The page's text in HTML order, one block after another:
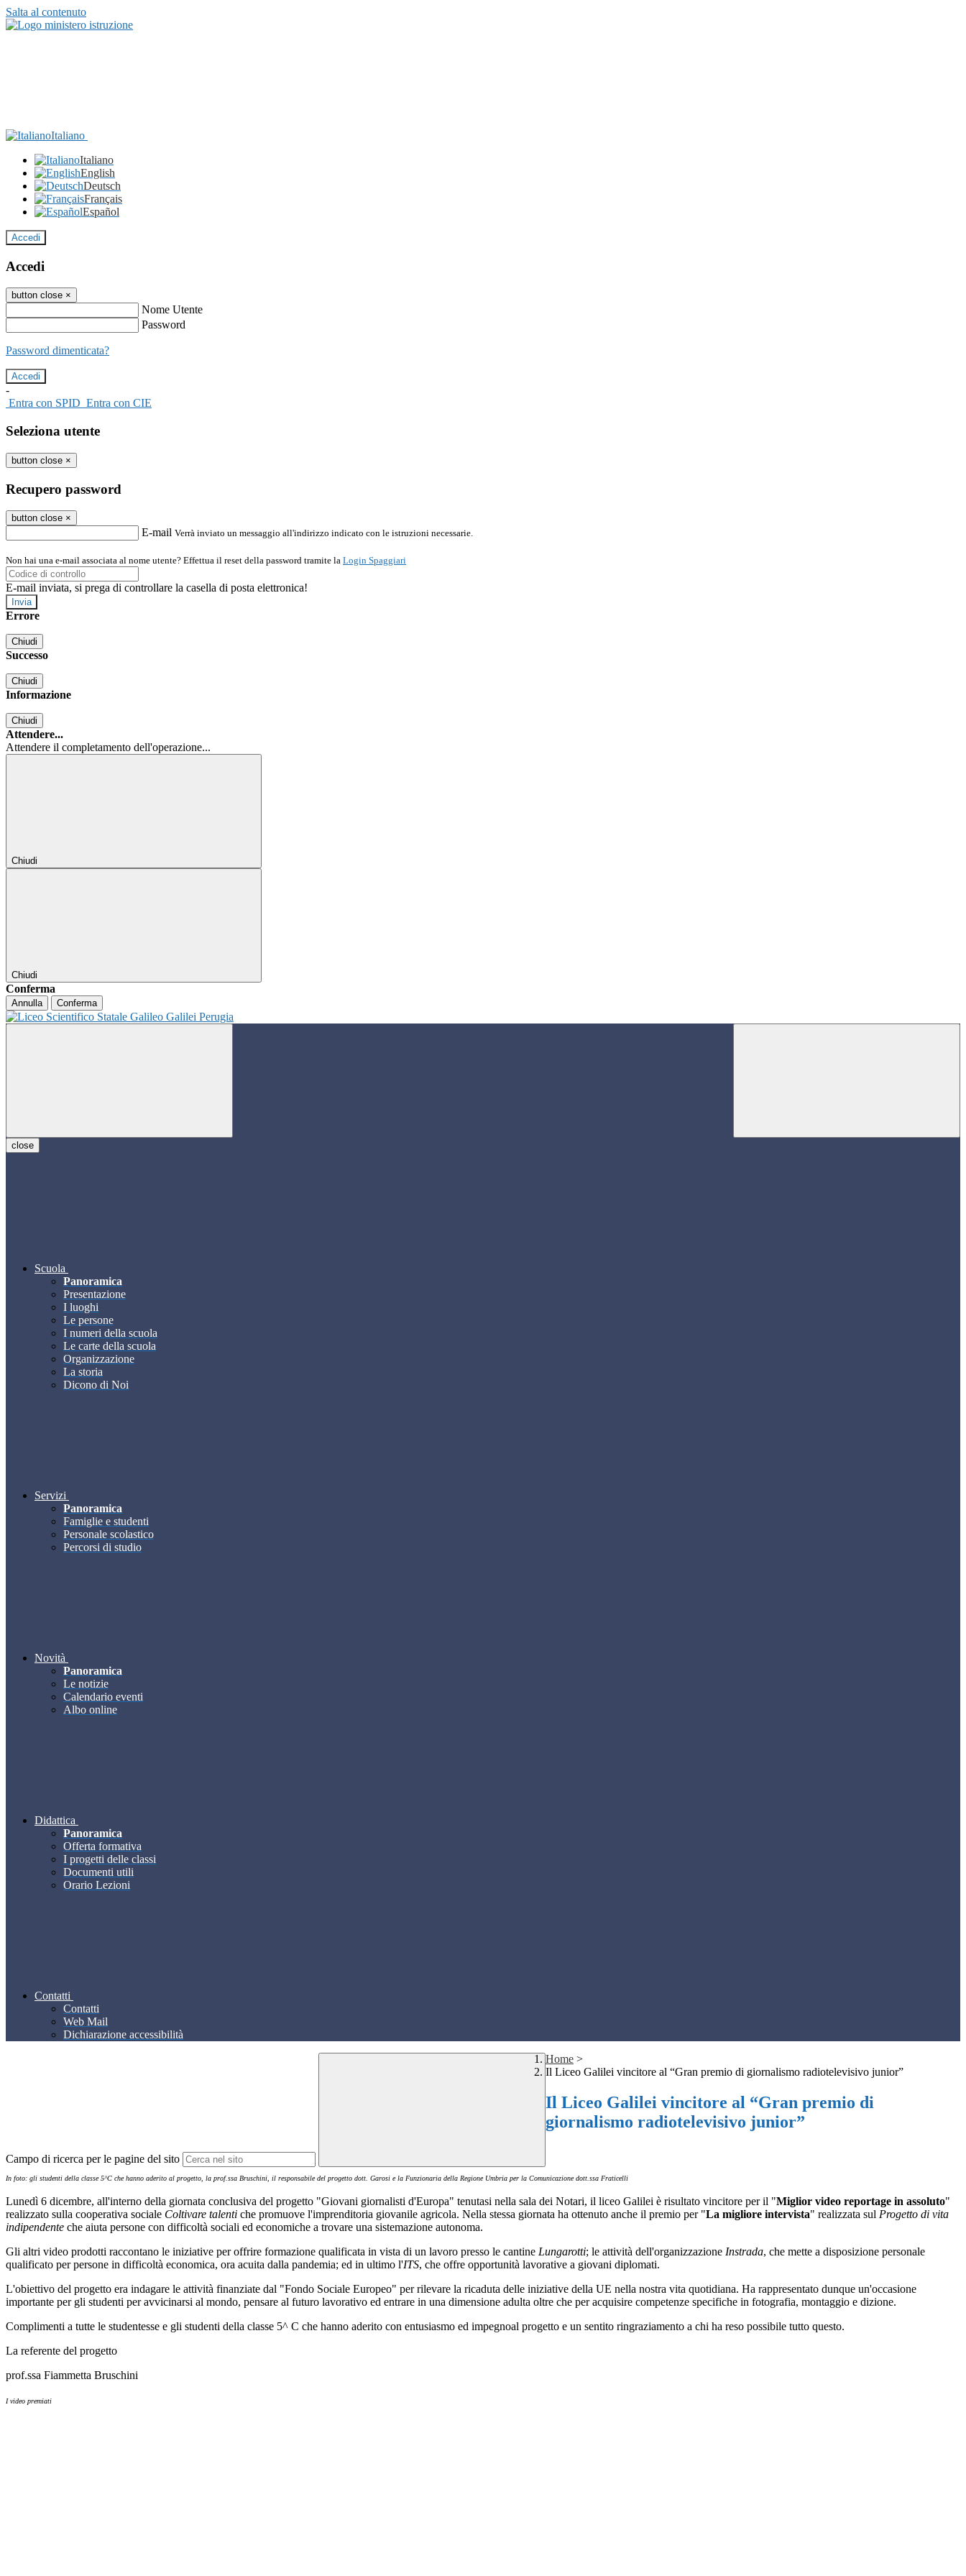
Salta al contenuto
Italiano
Italiano
English
Deutsch
Français
Español
Accedi
Accedi
button close ×
Nome Utente
Password
Password dimenticata?
-
Entra con SPID Entra con CIE
Seleziona utente
button close ×
Recupero password
button close ×
E-mail Verrà inviato un messaggio all'indirizzo indicato con le istruzioni necessarie.
Non hai una e-mail associata al nome utente? Effettua il reset della password tramite la Login Spaggiari
E-mail inviata, si prega di controllare la casella di posta elettronica!
Errore
Chiudi
Successo
Chiudi
Informazione
Chiudi
Attendere...
Attendere il completamento dell'operazione...
Chiudi
Chiudi
Conferma
Annulla Conferma
close
Scuola
Panoramica
Presentazione
I luoghi
Le persone
I numeri della scuola
Le carte della scuola
Organizzazione
La storia
Dicono di Noi
Servizi
Panoramica
Famiglie e studenti
Personale scolastico
Percorsi di studio
Novità
Panoramica
Le notizie
Calendario eventi
Albo online
Didattica
Panoramica
Offerta formativa
I progetti delle classi
Documenti utili
Orario Lezioni
Contatti
Contatti
Web Mail
Dichiarazione accessibilità
Campo di ricerca per le pagine del sito
Home >
Il Liceo Galilei vincitore al “Gran premio di giornalismo radiotelevisivo junior”
Il Liceo Galilei vincitore al “Gran premio di
giornalismo radiotelevisivo junior”
In foto: gli studenti della classe 5^C che hanno aderito al progetto, la prof.ssa Bruschini, il responsabile del progetto dott. Garosi e la Funzionaria della Regione Umbria per la Comunicazione dott.ssa Fraticelli
Lunedì 6 dicembre, all'interno della giornata conclusiva del progetto "Giovani giornalisti d'Europa" tenutasi nella sala dei Notari, il liceo Galilei è risultato vincitore per il "Miglior video reportage in assoluto"
realizzato sulla cooperativa sociale Coltivare talenti che promuove l'imprenditoria giovanile agricola. Nella stessa giornata ha ottenuto anche il premio per "La migliore intervista" realizzata sul Progetto di vita
indipendente che aiuta persone con difficoltà sociali ed economiche a trovare una sistemazione autonoma.
Gli altri video prodotti raccontano le iniziative per offrire formazione qualificata in vista di un lavoro presso le cantine Lungarotti; le attività dell'organizzazione Instrada, che mette a disposizione personale
qualificato per persone in difficoltà economica, ora acuita dalla pandemia; ed in ultimo l'ITS, che offre opportunità lavorative a giovani diplomati.
L'obiettivo del progetto era indagare le attività finanziate dal "Fondo Sociale Europeo" per rilevare la ricaduta delle iniziative della UE nella nostra vita quotidiana. Ha rappresentato dunque un'occasione
importante per gli studenti per avvicinarsi al mondo, pensare al futuro lavorativo ed entrare in una dimensione adulta oltre che per acquisire competenze specifiche in fotografia, montaggio e dizione.
Complimenti a tutte le studentesse e gli studenti della classe 5^ C che hanno aderito con entusiasmo ed impegnoal progetto e un sentito ringraziamento a chi ha reso possibile tutto questo.
La referente del progetto
prof.ssa Fiammetta Bruschini
I video premiati